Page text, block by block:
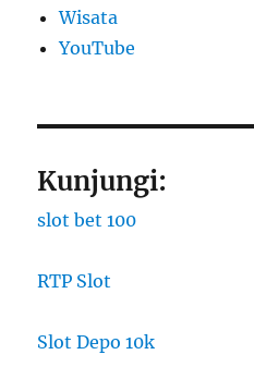
Wisata
YouTube
Kunjungi:
slot bet 100
RTP Slot
Slot Depo 10k